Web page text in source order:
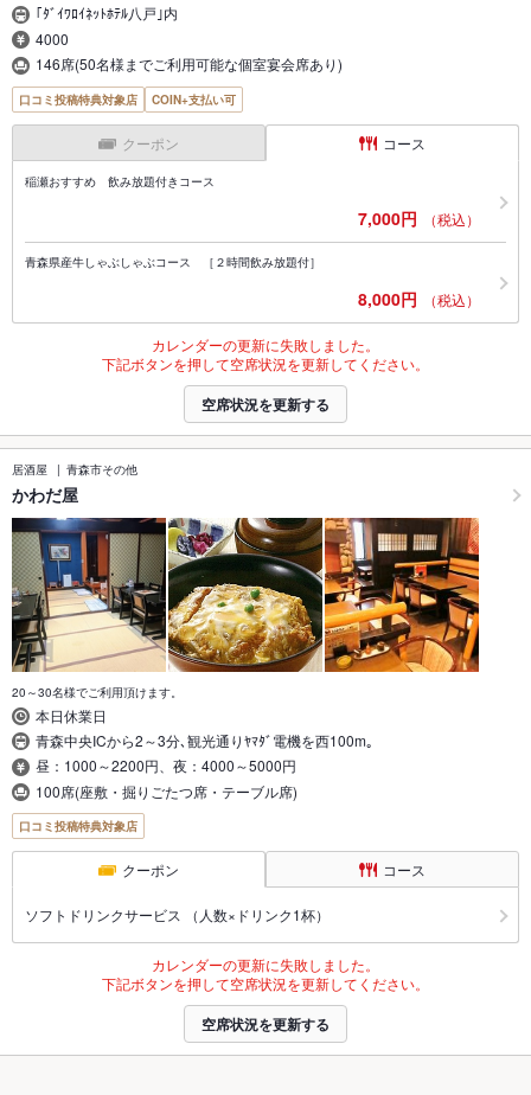
｢ﾀﾞｲﾜﾛｲﾈｯﾄﾎﾃﾙ八戸｣内
4000
146席(50名様までご利用可能な個室宴会席あり)
口コミ投稿特典対象店 COIN+支払い可
クーポン コース
稲瀬おすすめ 飲み放題付きコース
7,000円 （税込）
青森県産牛しゃぶしゃぶコース ［２時間飲み放題付］
8,000円 （税込）
カレンダーの更新に失敗しました。
下記ボタンを押して空席状況を更新してください。
空席状況を更新する
居酒屋 青森市その他
かわだ屋
20～30名様でご利用頂けます。
本日休業日
青森中央ICから2～3分､観光通りﾔﾏﾀﾞ電機を西100m｡
昼：1000～2200円、夜：4000～5000円
100席(座敷・掘りごたつ席・テーブル席)
口コミ投稿特典対象店
クーポン コース
ソフトドリンクサービス （人数×ドリンク1杯）
カレンダーの更新に失敗しました。
下記ボタンを押して空席状況を更新してください。
空席状況を更新する